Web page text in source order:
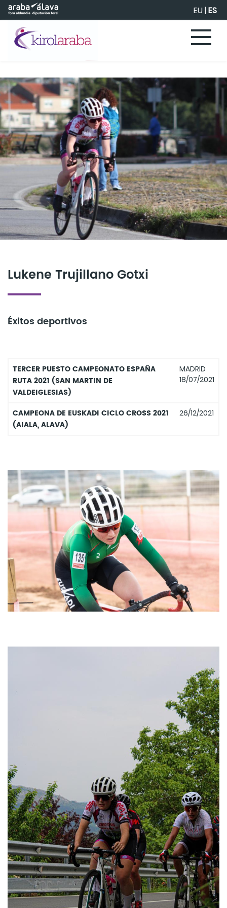
Saltar al contenido principal EU|ES
Lukene Trujillano Gotxi
Éxitos deportivos
TERCER PUESTO CAMPEONATO ESPAÑA
RUTA 2021 (SAN MARTIN DE
VALDEIGLESIAS)
MADRID
18/07/2021
CAMPEONA DE EUSKADI CICLO CROSS 2021
(AIALA, ALAVA)
26/12/2021